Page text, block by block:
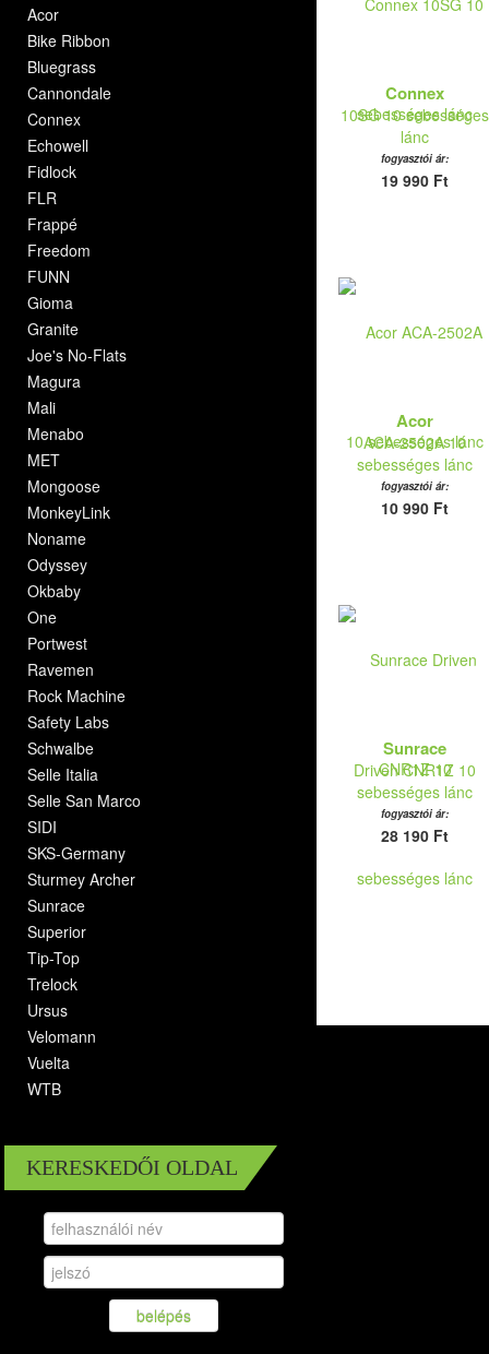
Acor
Bike Ribbon
Bluegrass
Cannondale
Connex
Echowell
Fidlock
FLR
Frappé
Freedom
FUNN
Gioma
Granite
Joe's No-Flats
Magura
Mali
Menabo
MET
Mongoose
MonkeyLink
Noname
Odyssey
Okbaby
One
Portwest
Ravemen
Rock Machine
Safety Labs
Schwalbe
Selle Italia
Selle San Marco
SIDI
SKS-Germany
Sturmey Archer
Sunrace
Superior
Tip-Top
Trelock
Ursus
Velomann
Vuelta
WTB
KERESKEDŐI OLDAL
belépés
Connex
10SG 10 sebességes
lánc
fogyasztói ár:
19 990 Ft
Acor
ACA-2502A 10
sebességes lánc
fogyasztói ár:
10 990 Ft
Sunrace
Driven CNR1Z 10
sebességes lánc
fogyasztói ár:
28 190 Ft